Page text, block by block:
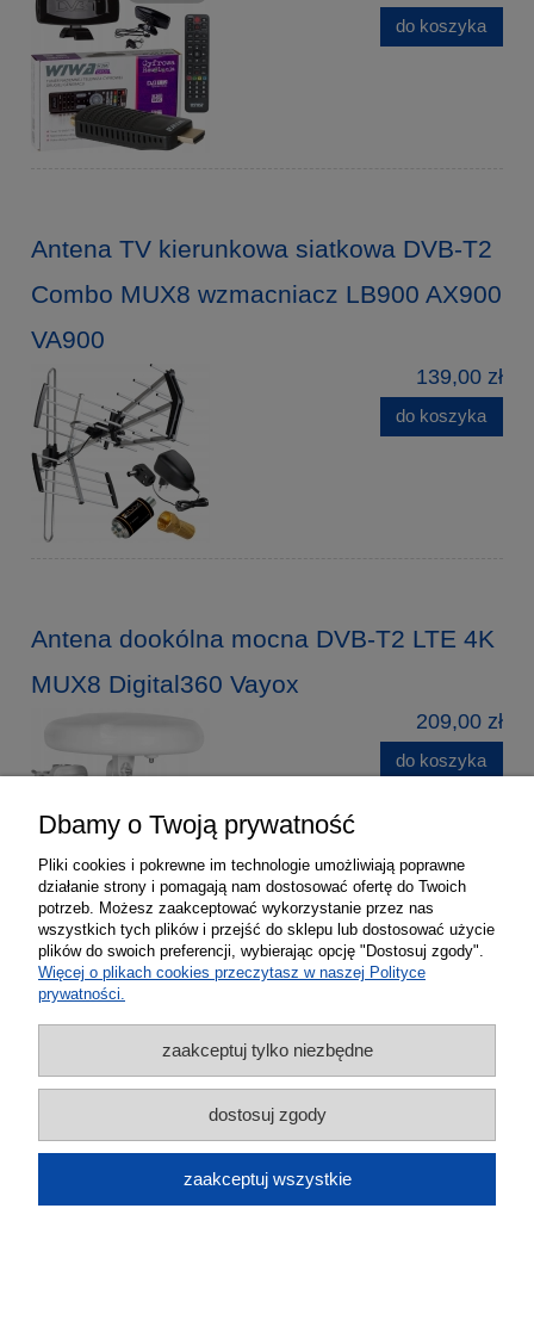
do koszyka
Antena TV kierunkowa siatkowa DVB-T2
Combo MUX8 wzmacniacz LB900 AX900
VA900
139,00 zł
do koszyka
Antena dookólna mocna DVB-T2 LTE 4K
MUX8 Digital360 Vayox
209,00 zł
do koszyka
Antena DVB-T2 DigiActiv aktywna LTE
4K MUX8 Vayox czarna
Dbamy o Twoją prywatność
Pliki cookies i pokrewne im technologie umożliwiają poprawne
działanie strony i pomagają nam dostosować ofertę do Twoich
potrzeb. Możesz zaakceptować wykorzystanie przez nas
wszystkich tych plików i przejść do sklepu lub dostosować użycie
plików do swoich preferencji, wybierając opcję "Dostosuj zgody".
Więcej o plikach cookies przeczytasz w naszej Polityce
prywatności.
zaakceptuj tylko niezbędne
dostosuj zgody
zaakceptuj wszystkie